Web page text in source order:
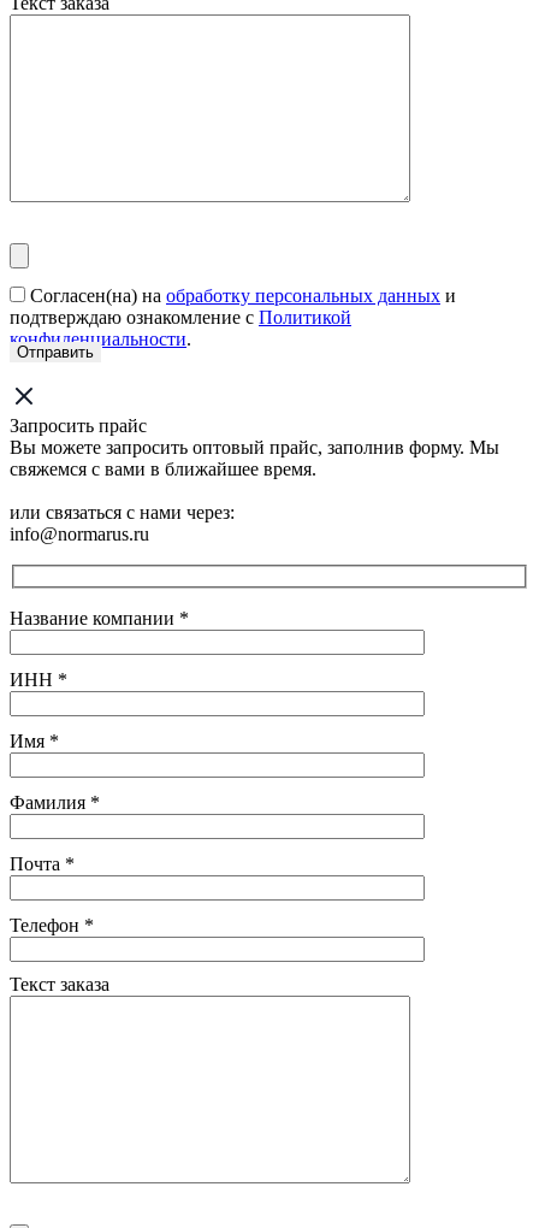
Согласен(на) на обработку персональных данных и
подтверждаю ознакомление с Политикой
конфиденциальности.
Запросить прайс
Вы можете запросить оптовый прайс, заполнив форму. Мы
свяжемся с вами в ближайшее время.
или связаться с нами через:
info@normarus.ru
Название компании *
ИНН *
Имя *
Фамилия *
Почта *
Телефон *
Текст заказа